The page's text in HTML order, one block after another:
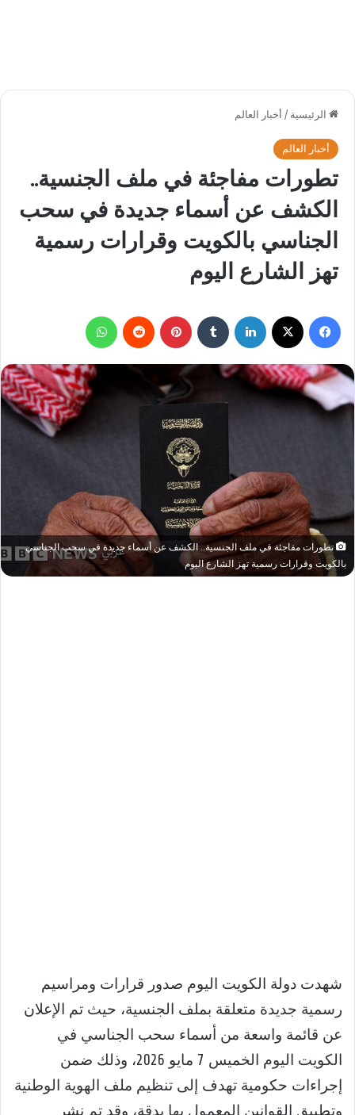
الرئيسية / أخبار العالم
أخبار العالم
تطورات مفاجئة في ملف الجنسية..
الكشف عن أسماء جديدة في سحب
الجناسي بالكويت وقرارات رسمية
تهز الشارع اليوم
فيسبوك لينكدإن بينتيريست
تطورات مفاجئة في ملف الجنسية.. الكشف عن أسماء جديدة في سحب الجناسي
بالكويت وقرارات رسمية تهز الشارع اليوم
شهدت دولة الكويت اليوم صدور قرارات ومراسيم
رسمية جديدة متعلقة بملف الجنسية، حيث تم الإعلان
عن قائمة واسعة من أسماء سحب الجناسي في
الكويت اليوم الخميس 7 مايو 2026، وذلك ضمن
إجراءات حكومية تهدف إلى تنظيم ملف الهوية الوطنية
وتطبيق القوانين المعمول بها بدقة، وقد تم نشر